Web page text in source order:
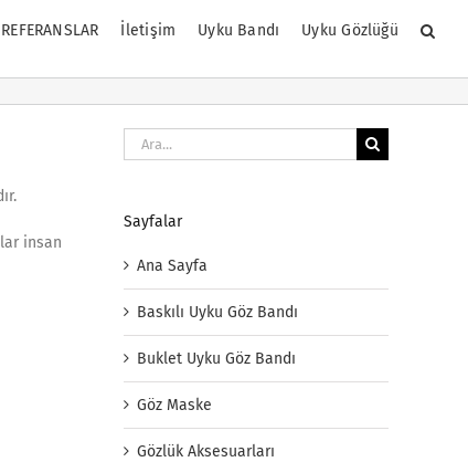
REFERANSLAR İletişim Uyku Bandı Uyku Gözlüğü
insan
Ara:
Sayfalar
Ana Sayfa
Baskılı Uyku Göz Bandı
Buklet Uyku Göz Bandı
Göz Maske
Gözlük Aksesuarları